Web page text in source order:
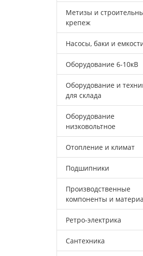
Метизы и
крепеж
Насосы, баки и
Оборудование 6-10кВ
Оборудование и
для склада
Оборудование
низковольтное
Отопление и климат
Подшипники
Производственные
компоненты и
Ретро-электрика
Сантехника